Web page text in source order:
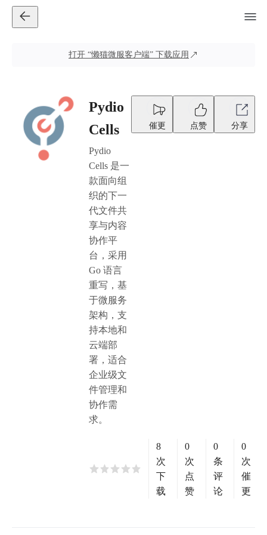
打开 “懒猫微服客户端” 下载应用
Pydio
Cells
Pydio
Cells 是一
款面向组
织的下一
代文件共
享与内容
协作平
台，采用
Go 语言
重写，基
于微服务
架构，支
持本地和
云端部
署，适合
企业级文
件管理和
协作需
求。
催更 点赞 分享
8
次
下
载
0
次
点
赞
0
条
评
论
0
次
催
更